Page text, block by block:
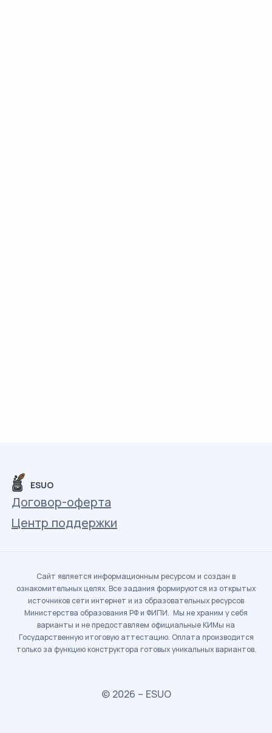
ESUO
Договор-оферта
Центр поддержки
Сайт является информационным ресурсом и создан в
ознакомительных целях. Все задания формируются из открытых
источников сети интернет и из образовательных ресурсов
Министерства образования РФ и ФИПИ. Мы не храним у себя
варианты и не предоставляем официальные КИМы на
Государственную итоговую аттестацию. Оплата производится
только за функцию конструктора готовых уникальных вариантов.
© 2026 – ESUO